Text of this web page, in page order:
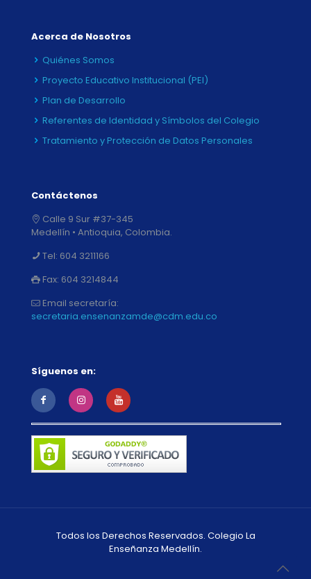
Acerca de Nosotros
Quiénes Somos
Proyecto Educativo Institucional (PEI)
Plan de Desarrollo
Referentes de Identidad y Símbolos del Colegio
Tratamiento y Protección de Datos Personales
Contáctenos
Calle 9 Sur #37-345
Medellín • Antioquia, Colombia.
Tel: 604 3211166
Fax: 604 3214844
Email secretaría:
secretaria.ensenanzamde@cdm.edu.co
Síguenos en:
Todos los Derechos Reservados. Colegio La
Enseñanza Medellín.